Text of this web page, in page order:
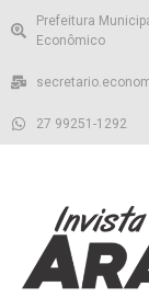
Prefeitura
Econômico
27 99251-1292